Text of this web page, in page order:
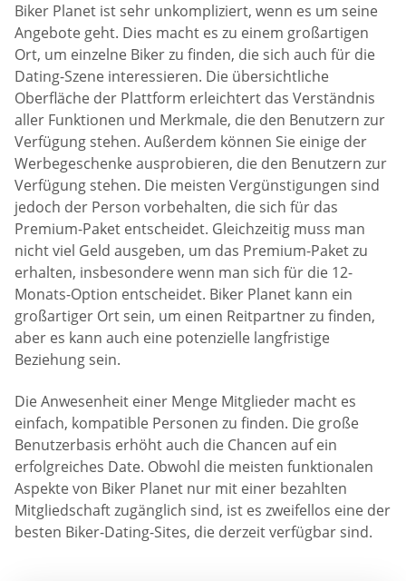
Biker Planet ist sehr unkompliziert, wenn es um seine
Angebote geht. Dies macht es zu einem großartigen
Ort, um einzelne Biker zu finden, die sich auch für die
Dating-Szene interessieren. Die übersichtliche
Oberfläche der Plattform erleichtert das Verständnis
aller Funktionen und Merkmale, die den Benutzern zur
Verfügung stehen. Außerdem können Sie einige der
Werbegeschenke ausprobieren, die den Benutzern zur
Verfügung stehen. Die meisten Vergünstigungen sind
jedoch der Person vorbehalten, die sich für das
Premium-Paket entscheidet. Gleichzeitig muss man
nicht viel Geld ausgeben, um das Premium-Paket zu
erhalten, insbesondere wenn man sich für die 12-
Monats-Option entscheidet. Biker Planet kann ein
großartiger Ort sein, um einen Reitpartner zu finden,
aber es kann auch eine potenzielle langfristige
Beziehung sein.
Die Anwesenheit einer Menge Mitglieder macht es
einfach, kompatible Personen zu finden. Die große
Benutzerbasis erhöht auch die Chancen auf ein
erfolgreiches Date. Obwohl die meisten funktionalen
Aspekte von Biker Planet nur mit einer bezahlten
Mitgliedschaft zugänglich sind, ist es zweifellos eine der
besten Biker-Dating-Sites, die derzeit verfügbar sind.